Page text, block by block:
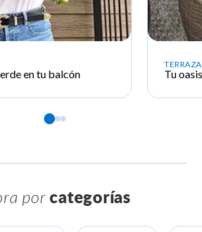
entu balcón Tu
porcategorías